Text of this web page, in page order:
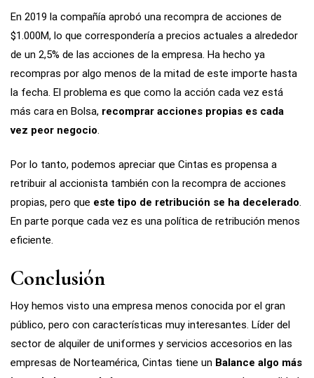
En 2019 la compañía aprobó una recompra de acciones de
$1.000M, lo que correspondería a precios actuales a alrededor
de un 2,5% de las acciones de la empresa. Ha hecho ya
recompras por algo menos de la mitad de este importe hasta
la fecha. El problema es que como la acción cada vez está
más cara en Bolsa, recomprar acciones propias es cada
vez peor negocio
Por lo tanto, podemos apreciar que Cintas es propensa a
retribuir al accionista también con la recompra de acciones
propias, pero que este tipo de retribución se ha decelerado.
En parte porque cada vez es una política de retribución menos
eficiente.
Conclusión
Hoy hemos visto una empresa menos conocida por el gran
público, pero con características muy interesantes. Líder del
sector de alquiler de uniformes y servicios accesorios en las
empresas de Norteamérica, Cintas tiene un Balance algo más